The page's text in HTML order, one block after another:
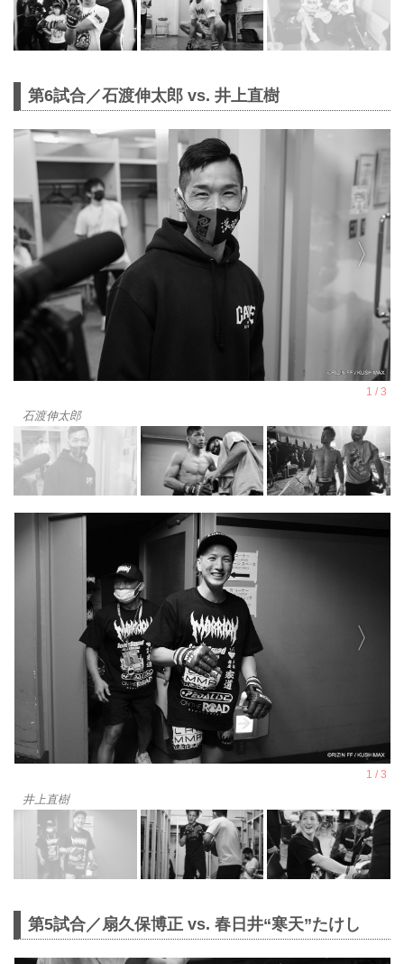
第6試合／石渡伸太郎 vs. 井上直樹
石渡伸太郎
井上直樹
第5試合／扇久保博正 vs. 春日井“寒天”たけし